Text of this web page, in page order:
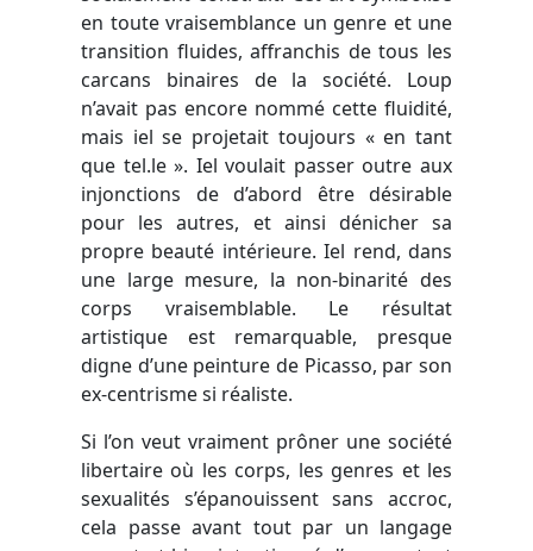
en toute vraisemblance un genre et une
transition fluides, affranchis de tous les
carcans binaires de la société. Loup
n’avait pas encore nommé cette fluidité,
mais iel se projetait toujours « en tant
que tel.le ». Iel voulait passer outre aux
injonctions de d’abord être désirable
pour les autres, et ainsi dénicher sa
propre beauté intérieure. Iel rend, dans
une large mesure, la non-binarité des
corps vraisemblable. Le résultat
artistique est remarquable, presque
digne d’une peinture de Picasso, par son
ex-centrisme si réaliste.
Si l’on veut vraiment prôner une société
libertaire où les corps, les genres et les
sexualités s’épanouissent sans accroc,
cela passe avant tout par un langage